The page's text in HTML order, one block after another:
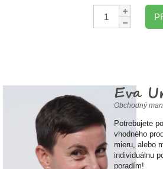
Množstvo:
Eva
Obchodný
Potrebujete
vhodného
mieru, alebo
individuálnu
poradím!